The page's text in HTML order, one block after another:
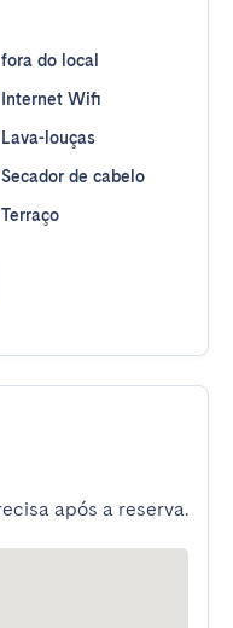
fora do local
Internet Wifi
Lava-louças
Secador de cabelo
Terraço
após a reserva.